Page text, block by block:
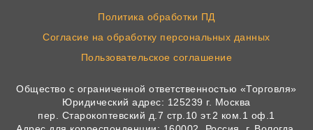
Политика обработки ПД
Согласие на обработку персональных данных
Пользовательское соглашение
Общество с ограниченной ответственностью «Торговля»
Юридический адрес: 125239 г. Москва
пер. Старокоптевский д.7 стр.10 эт.2 ком.1 оф.1